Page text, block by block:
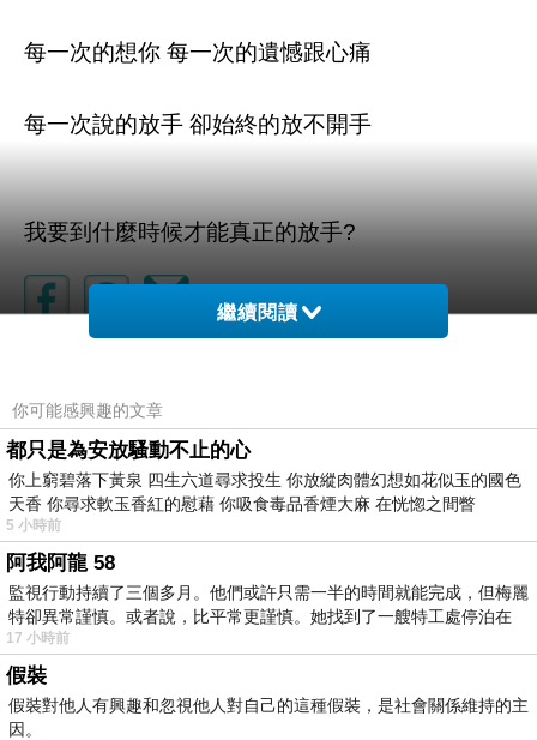
每一次的想你 每一次的遺憾跟心痛
每一次說的放手 卻始終的放不開手
我要到什麼時候才能真正的放手?
下一篇：又要開始忙了
繼續閱讀
你可能感興趣的文章
都只是為安放騷動不止的心
你上窮碧落下黃泉 四生六道尋求投生 你放縱肉體幻想如花似玉的國色
天香 你尋求軟玉香紅的慰藉 你吸食毒品香煙大麻 在恍惚之間瞥
5 小時前
阿我阿龍 58
監視行動持續了三個多月。他們或許只需一半的時間就能完成，但梅麗
特卻異常謹慎。或者說，比平常更謹慎。她找到了一艘特工處停泊在
17 小時前
假裝
假裝對他人有興趣和忽視他人對自己的這種假裝，是社會關係維持的主
因。